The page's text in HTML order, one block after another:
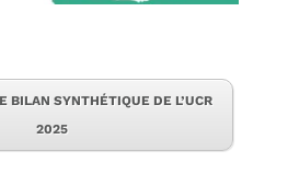
BILAN SYNTHÉTIQUE DE L’UCR
2025